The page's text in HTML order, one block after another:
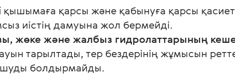
қышымаға қарсы және қабынуға қарсы
иістің дамуына жол бермейді.
жөке және жалбыз гидролаттарының
тарылтады, тер бездерінің жұмысын
болдырмайды.